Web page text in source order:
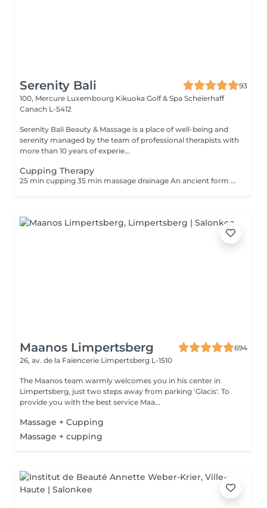
Serenity Bali
93
100, Mercure Luxembourg Kikuoka Golf & Spa Scheierhaff
Canach L-5412
Serenity Bali Beauty & Massage is a place of well-being and
serenity managed by the team of professional therapists with
more than 10 years of experie...
Cupping Therapy
25 min cupping 35 min massage drainage An ancient form of alternative medicine in which a therapist puts special cups on your skin for a few minutes to create suction. People get it for many purposes, including to help with pain, inflammation, blood flow, relaxation and well-being, and as a type of deep-tissue massage.
Maanos Limpertsberg
694
26, av. de la Faïencerie Limpertsberg L-1510
The Maanos team warmly welcomes you in his center in
Limpertsberg, just two steps away from parking 'Glacis'. To
provide you with the best service Maa...
Massage + Cupping
Massage + cupping